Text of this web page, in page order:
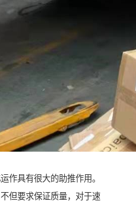
作具有很大的助推作用。
但要求保证质量，对于速